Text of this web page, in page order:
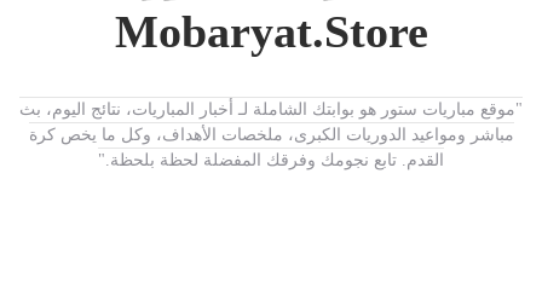
Mobaryat.Store
"موقع مباريات ستور هو بوابتك الشاملة لـ أخبار المباريات، نتائج اليوم، بث
مباشر ومواعيد الدوريات الكبرى، ملخصات الأهداف، وكل ما يخص كرة
القدم. تابع نجومك وفرقك المفضلة لحظة بلحظة."